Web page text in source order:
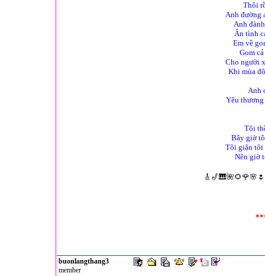
Thôi
Anh đường
Anh
Ân tình
Em về
Gom
Cho người
Khi mùa
Anh
Yêu
Tôi
Bây giờ
Tôi giận tôi
Nên giờ
buonlangthang3
member